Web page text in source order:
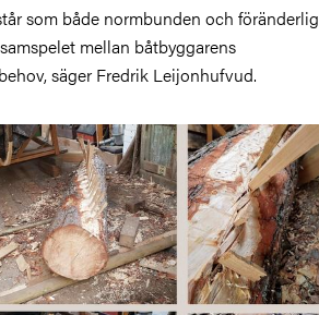
som både normbunden och föränderlig
mellan båtbyggarens
säger Fredrik Leijonhufvud.